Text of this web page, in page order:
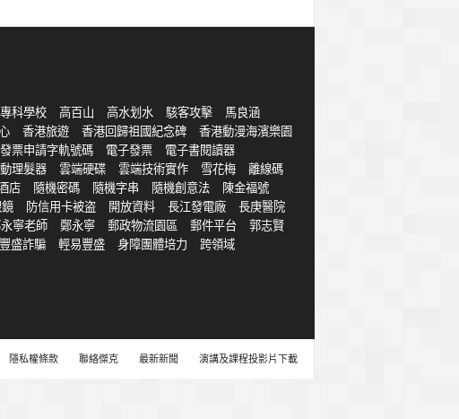
科學校 高百山 高水划水 駭客攻擊
馬良涵
香港旅遊 香港回歸祖國紀念碑
香港動漫海濱樂園
票申請字軌號碼 電子發票
電子書閱讀器
理髮器 雲端硬碟 雲端技術實作 雪花梅
離線碼
店 隨機密碼 隨機字串 隨機創意法
陳金福號
防信用卡被盗 開放資料 長江發電廠
長庚醫院
寧老師 鄭永寧 郵政物流園區 郵件平台
郭志賢
盛詐騙 輕易豐盛 身障團體培力
跨領域
隱私權條款 聯絡傑克 最新新聞 演講及課程投影片下載